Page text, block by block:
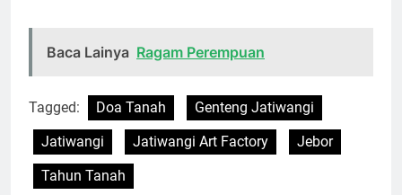
Baca Lainya Ragam Perempuan
Tagged: Doa Tanah
Genteng Jatiwangi
Jatiwangi
Jatiwangi Art Factory
Jebor
Tahun Tanah